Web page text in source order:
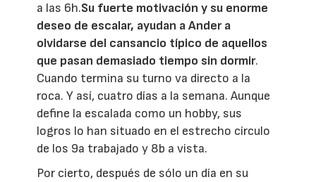
a las 6h.Su fuerte motivación y su enorme
deseo de escalar, ayudan a Ander a
olvidarse del cansancio típico de aquellos
que pasan demasiado tiempo sin dormir.
Cuando termina su turno va directo a la
roca. Y así, cuatro días a la semana. Aunque
define la escalada como un hobby, sus
logros lo han situado en el estrecho círculo
de los 9a trabajado y 8b a vista.
Por cierto, después de sólo un día en su